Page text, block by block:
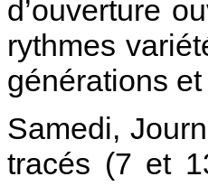
d’ouverture
rythmes
générations
Samedi,
tracés (7 et